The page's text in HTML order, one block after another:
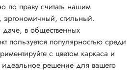
по праву считать нашим
эргономичный, стильный.
в общественных
пользуется популярностью среди
с цветом каркаса и
решение для вашего